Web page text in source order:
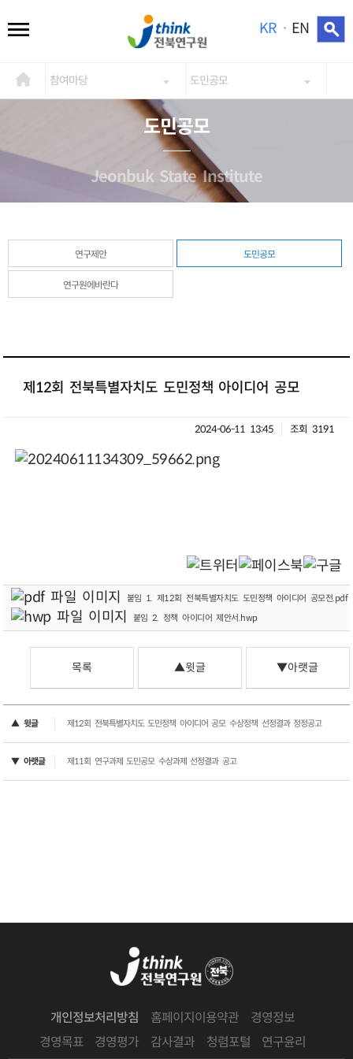
KR EN
참여마당 도민공모
도민공모
Jeonbuk State Institute
연구제안 도민공모
연구원에바란다
제12회 전북특별자치도 도민정책 아이디어 공모
2024-06-11 13:45 조회 3191
붙임 1. 제12회 전북특별자치도 도민정책 아이디어 공모전.pdf
붙임 2. 정책 아이디어 제안서.hwp
목록 ▲윗글 ▼아랫글
▲ 윗글 제12회 전북특별자치도 도민정책 아이디어 공모 수상정책 선정결과 정정공고
▼ 아랫글 제11회 연구과제 도민공모 수상과제 선정결과 공고
개인정보처리방침 홈페이지이용약관
경영정보
경영목표
경영평가 감사결과 청렴포털 연구윤리